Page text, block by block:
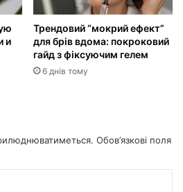
и
Трендовий “мокрий ефект”
для брів вдома: покроковий
гайд з фіксуючим гелем
6 днів тому
Обов’язкові поля